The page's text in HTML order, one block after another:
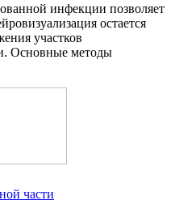
инфекции позволяет
остается
участков
Основные методы
части